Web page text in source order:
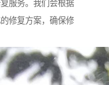
服务。我们会根据
修复方案，确保修